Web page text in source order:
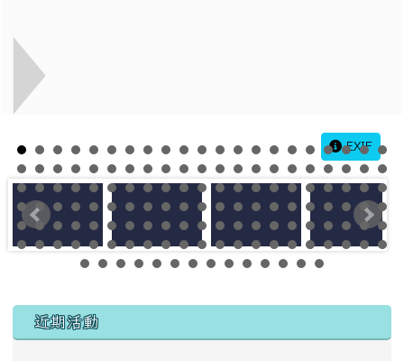
EXIF
左邊區域內容
近期活動